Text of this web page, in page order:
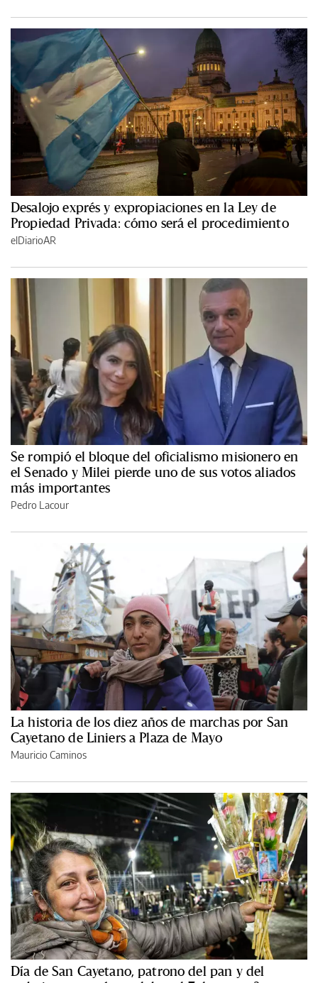
Desalojo exprés y expropiaciones en la Ley de
Propiedad Privada: cómo será el procedimiento
elDiarioAR
Se rompió el bloque del oficialismo misionero en
el Senado y Milei pierde uno de sus votos aliados
más importantes
Pedro Lacour
La historia de los diez años de marchas por San
Cayetano de Liniers a Plaza de Mayo
Mauricio Caminos
Día de San Cayetano, patrono del pan y del